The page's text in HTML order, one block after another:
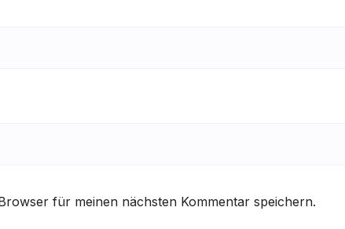
für meinen nächsten Kommentar speichern.